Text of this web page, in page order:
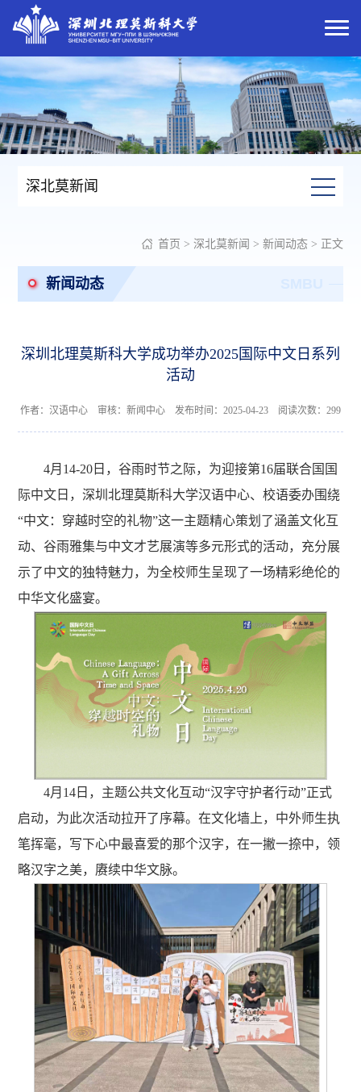
深北莫新闻
首页 > 深北莫新闻 > 新闻动态> 正文
新闻动态
深圳北理莫斯科大学成功举办2025国际中文日系列
活动
作者：汉语中心 审核：新闻中心 发布时间：2025-04-23 阅读次数： 299
4月14-20日，谷雨时节之际，为迎接第16届联合国国
际中文日，深圳北理莫斯科大学汉语中心、校语委办围绕
“中文：穿越时空的礼物”这一主题精心策划了涵盖文化互
动、谷雨雅集与中文才艺展演等多元形式的活动，充分展
示了中文的独特魅力，为全校师生呈现了一场精彩绝伦的
中华文化盛宴。
4月14日， 主题公共文化互动“汉字守护者行动”正式
启动，为此次活动拉开了序幕。在文化墙上，中外师生执
笔挥毫，写下心中最喜爱的那个汉字，在一撇一捺中，领
略汉字之美，赓续中华文脉。